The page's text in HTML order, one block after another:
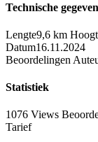
Technische
Lengte9,6 km
Datum16.11.2024
Beoordelingen
Statistiek
1076 Views
Tarief